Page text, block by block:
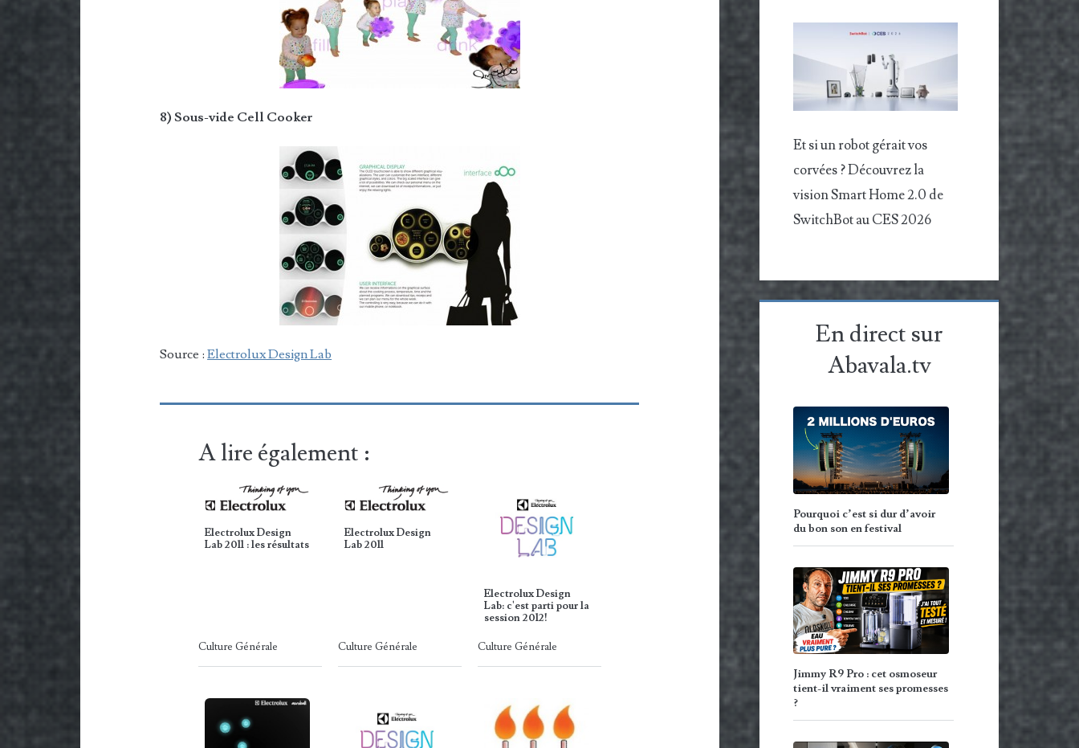
8) Sous-vide Cell Cooker
Source :Electrolux Design Lab
A lire également :
Electrolux Design
Lab 2011 : les résultats
Culture Générale
Electrolux Design
Lab 2011
Culture Générale
Electrolux Design
Lab: c'est parti pour la
session 2012!
Culture Générale
Et si un robot gérait vos
corvées ? Découvrez la
vision Smart Home 2.0 de
SwitchBot au CES 2026
En direct sur
Abavala.tv
Pourquoi c’est si dur d’avoir
du bon son en festival
Jimmy R9 Pro : cet osmoseur
tient-il vraiment ses promesses
?